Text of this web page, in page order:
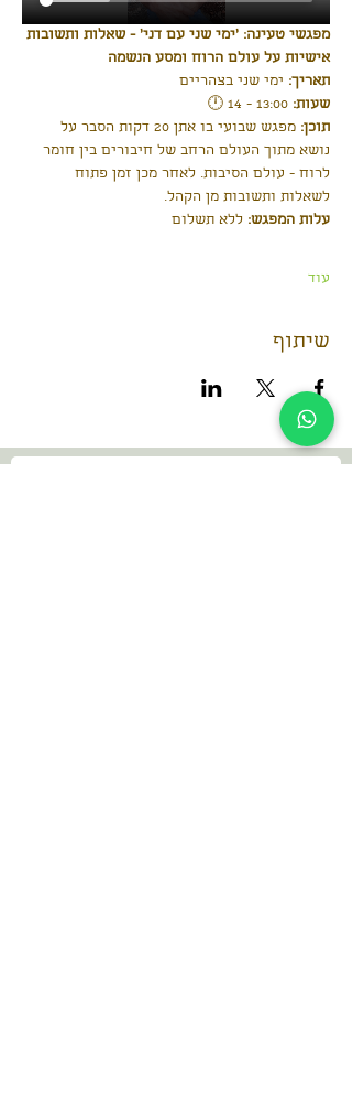
מפגשי טעינה: 'ימי שני עם דני' - שאלות ותשובות
אישיות על עולם הרוח ומסע הנשמה
תאריך: ימי שני בצהריים
שעות: 13:00 - 14 🕛
תוכן:
מפגש שבועי בו אתן 20 דקות הסבר על
נושא מתוך העולם הרחב של חיבורים בין חומר
לרוח - עולם הסיבות. לאחר מכן זמן פתוח
לשאלות ותשובות מן הקהל.
עלות המפגש: ללא תשלום
עוד
שיתוף